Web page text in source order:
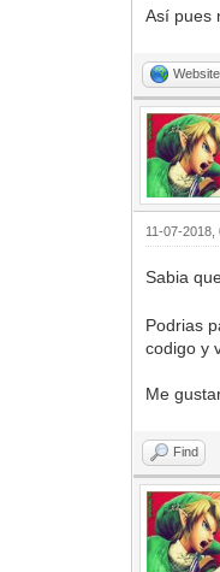
Así pues
Website
11-07-2018,
Sabia
Podrias
codigo y
Me
Find